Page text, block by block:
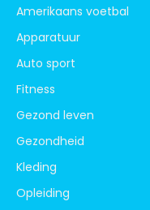
Amerikaans voetbal
Apparatuur
Auto sport
Fitness
Gezond leven
Gezondheid
Kleding
Opleiding